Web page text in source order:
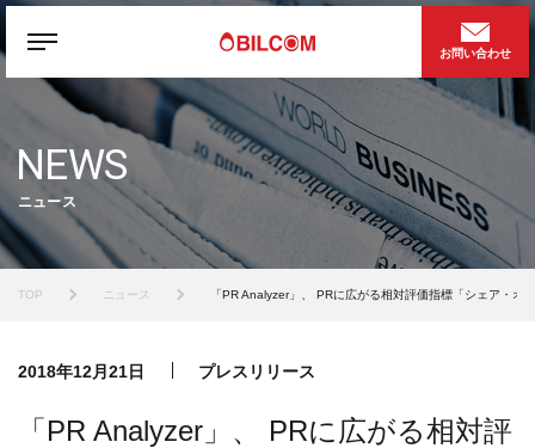
お問い合わせ
NEWS
ニュース
TOP ニュース 「PR Analyzer」、 PRに広がる相対評価指標「シェア・オ
2018年12月21日 プレスリリース
「PR Analyzer」、 PRに広がる相対評